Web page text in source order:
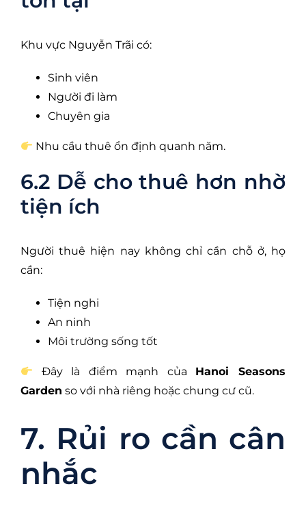
Khu vực Nguyễn Trãi có:
Sinh viên
Người đi làm
Chuyên gia
Nhu cầu thuê ổn định quanh năm.
6.2 Dễ cho thuê hơn nhờ
tiện ích
Người thuê hiện nay không chỉ cần chỗ ở, họ
cần:
Tiện nghi
An ninh
Môi trường sống tốt
Đây là điểm mạnh của Hanoi Seasons
Garden so với nhà riêng hoặc chung cư cũ.
7. Rủi ro cần cân
nhắc